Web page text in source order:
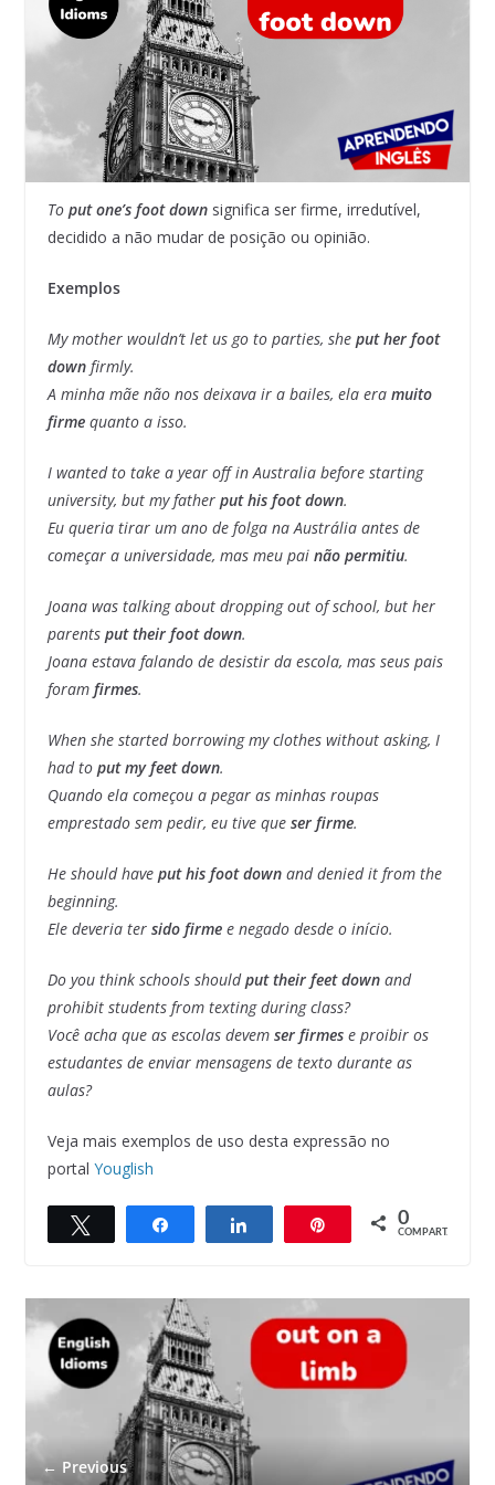
To put one’s foot downsignifica ser firme, irredutível,
decidido a não mudar de posição ou opinião.
Exemplos
My mother wouldn’t let us go to parties, she put her foot
downfirmly.
A minha mãe não nos deixava ir a bailes, ela era muito
firmequanto a isso.
I wanted to take a year off in Australia before starting
university, but my father put his foot down.
Eu queria tirar um ano de folga na Austrália antes de
começar a universidade, mas meu pai não permitiu.
Joana was talking about dropping out of school, but her
parents put their foot down.
Joana estava falando de desistir da escola, mas seus pais
foram firmes.
When she started borrowing my clothes without asking, I
had to put my feet down.
Quando ela começou a pegar as minhas roupas
emprestado sem pedir, eu tive que ser firme.
He should have put his foot downand denied it from the
beginning.
Ele deveria ter sido firmee negado desde o início.
Do you think schools shouldput their feet downand
prohibit students from texting during class?
Você acha que as escolas devem ser firmese proibir os
estudantes de enviar mensagens de texto durante as
aulas?
Veja mais exemplos de uso desta expressão no
portal Youglish
Compartilhar Compartilhar 0
COMPART.
← Previous